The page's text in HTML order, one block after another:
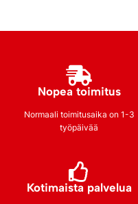
Nopea toimitus
Normaali toimitusaika on 1-3
työpäivää
Kotimaista palvelua